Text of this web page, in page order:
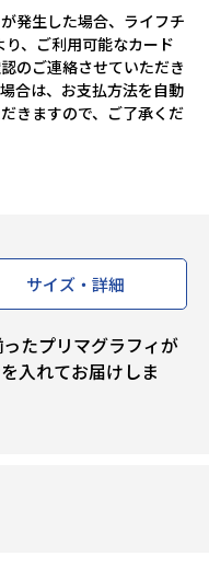
発生した場合、ライフチ
、ご利用可能なカード
のご連絡させていただき
合は、お支払方法を自動
きますので、ご了承くだ
サイズ・詳細
たプリマグラフィが
入れてお届けしま